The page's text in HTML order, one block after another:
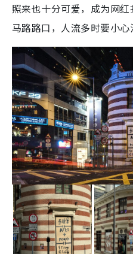
照来也十分可爱，成为网
马路路口，人流多时要小心